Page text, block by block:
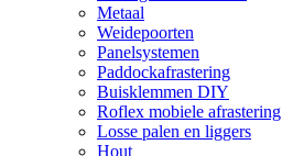
Metaal
Weidepoorten
Panelsystemen
Paddockafrastering
Buisklemmen DIY
Roflex mobiele afrastering
Losse palen en liggers
Hout